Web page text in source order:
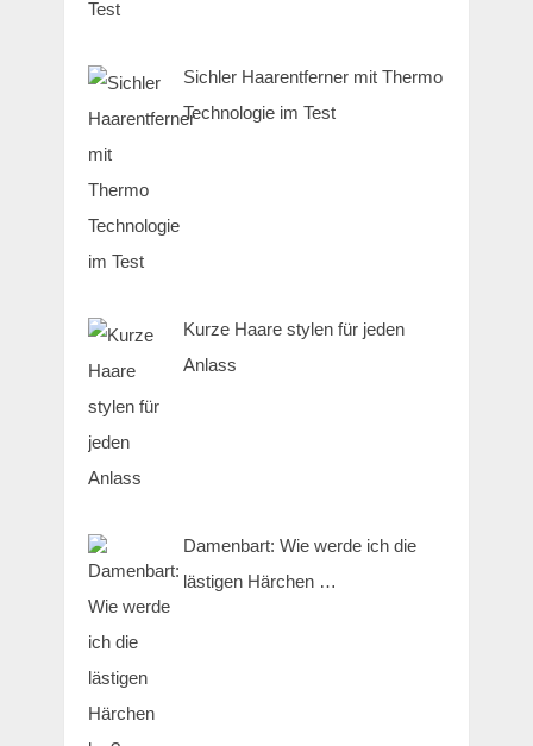
Sichler Haarentferner mit Thermo
Technologie im Test
Kurze Haare stylen für jeden
Anlass
Damenbart: Wie werde ich die
lästigen Härchen …